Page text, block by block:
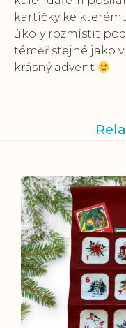
kartičky ke
úkoly rozmístit
téměř stejné jako v
krásný advent